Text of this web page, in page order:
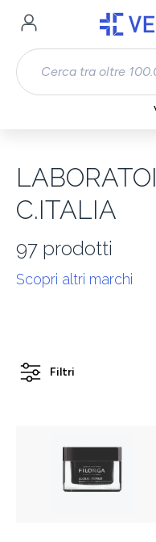
Passa al contenuto
C.ITALIA
97 prodotti
Scopri altri marchi
Filtri